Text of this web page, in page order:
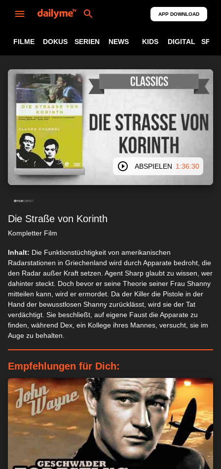
APP DOWNLOAD
FILME DOKUS SERIEN NEWS KIDS DIGITAL
ABSPIELEN 1:36:30
Die Straße von Korinth
Kompletter Film
Inhalt: Die Funktionstüchtigkeit von amerikanischen
Radarstationen in Griechenland wird durch Apparate bedroht, die
den Radar außer Kraft setzen. Agent Sharp glaubt zu wissen, wer
dahinter steckt. Doch bevor er seine Theorie seiner Frau Shanny
mitteilen kann, wird er ermordet. Da der Killer die Pistole in der
Hand der bewusstlosen Shanny zurücklässt, wird sie der Tat
verdächtigt. Sie beschließt, auf eigene Faust die Apparate zu
finden, während Dex, ein Kollege ihres Mannes, versucht, sie im
Auge zu behalten.
Empfehlungen für Dich: